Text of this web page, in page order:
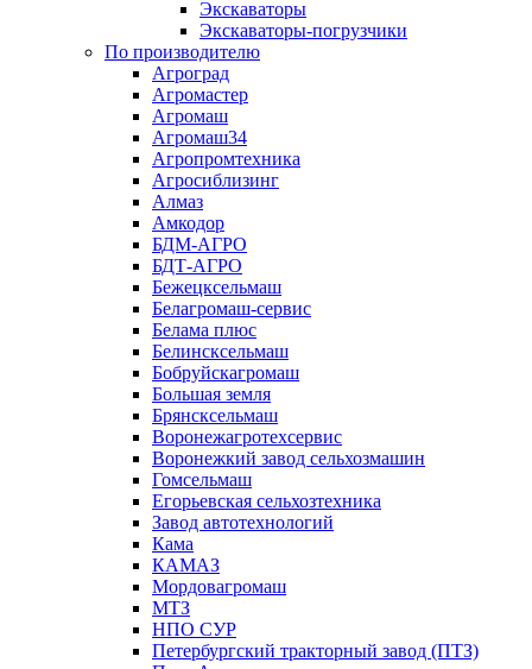
Экскаваторы
Экскаваторы-погрузчики
По производителю
Агроград
Агромастер
Агромаш
Агромаш34
Агропромтехника
Агросиблизинг
Алмаз
Амкодор
БДМ-АГРО
БДТ-АГРО
Бежецксельмаш
Белагромаш-сервис
Белама плюс
Белинсксельмаш
Бобруйскагромаш
Большая земля
Брянсксельмаш
Воронежагротехсервис
Воронежкий завод сельхозмашин
Гомсельмаш
Егорьевская сельхозтехника
Завод автотехнологий
Кама
КАМАЗ
Мордовагромаш
МТЗ
НПО СУР
Петербургский тракторный завод (ПТЗ)